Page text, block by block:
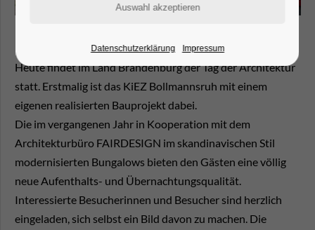
Heute findet im Land Brandenburg der Tag der Architektur
statt. Erstmalig ist das KiEZ Bollmannsruh mit einem
eigenen realisierten Bauprojekt dabei.
Die im vergangenen Jahr in Kooperation mit dem
Architekturbüro FAIRDESIGN im skandinavischen Stil
modernisierten Bungalows bieten den Gästen eine völlig
neue Aufenthalts- und Übernachtungsqualität.
Interessierte Besucherinnen und Besucher sind herzlich
eingeladen, sich selbst ein Bild davon zu machen. Die
Datenschutzerklärung Impressum